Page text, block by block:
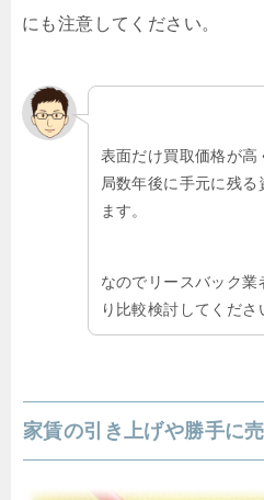
にも注意してください。
表面だけ買取価格が
局数年後に手元に残
ます。
なのでリースバック
り比較検討してくださ
家賃の引き上げや勝手に